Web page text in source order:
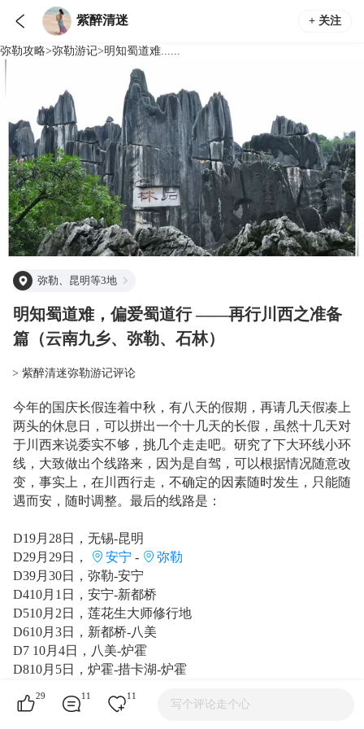
 紫醉清迷 + 关注
弥勒攻略>弥勒游记>明知蜀道难......
弥勒、昆明等3地
明知蜀道难，偏爱蜀道行 ——再行川西之准备
篇（云南九乡、弥勒、石林）
> 紫醉清迷弥勒游记评论
今年的国庆长假连着中秋，有八天的假期，再请几天假凑上
两头的休息日，可以拼出一个十几天的长假，虽然十几天对
于川西来说委实不够，挑几个走走吧。研究了下大环线小环
线，大致做出个线路来，因为是自驾，可以根据情况随意改
变，事实上，在川西行走，不确定的因素随时发生，只能随
遇而安，随时调整。最后的线路是：
D19月28日，无锡-昆明
D29月29日，
安宁 -
弥勒
D39月30日，弥勒-安宁
D410月1日，安宁-新都桥
D510月2日，莲花生大师修行地
D610月3日，新都桥-八美
D7 10月4日，八美-炉霍
D810月5日，炉霍-措卡湖-炉霍
D10 10月7日，甲居-马尔康
29 11 11
写个评论走个心